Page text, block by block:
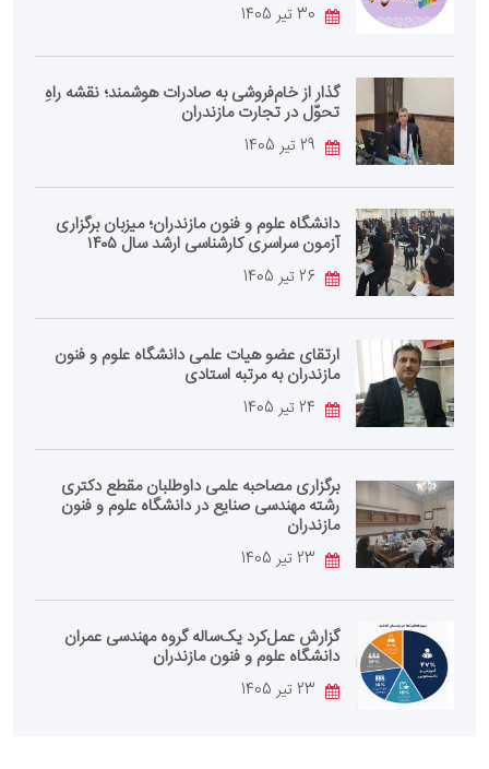
گذار از خام‌فروشی به صادرات هوشمند؛ نقشه راهِ
تحوّل در تجارت مازندران
دانشگاه علوم و فنون مازندران؛ میزبان برگزاری
آزمون سراسری کارشناسی‌ ارشد سال ۱۴۰۵
ارتقای عضو هیات علمی دانشگاه علوم و فنون
مازندران به مرتبه استادی
برگزاری مصاحبه علمی داوطلبان مقطع دکتری
رشته مهندسی صنایع در دانشگاه علوم و فنون
مازندران
گزارش عمل‌کرد یک‌ساله گروه مهندسی عمران
دانشگاه علوم و فنون مازندران